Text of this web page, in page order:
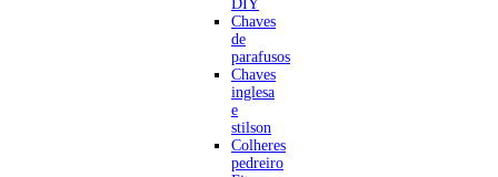
DIY
Chaves
de
parafusos
Chaves
inglesa
e
stilson
Colheres
pedreiro